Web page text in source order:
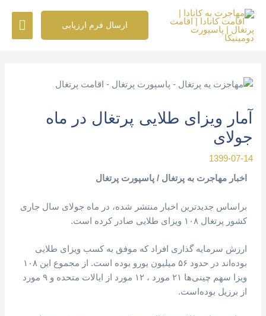
محتوا
ارسال فرم ارزیابی
آمار ویزای طلایی پرتغال در ماه
جولای
1399-07-14
اخبار مهاجرت به پرتغال / پاسپورت پرتغال
براساس جدیدترین اخبار منتشر شده، در ماه جولای سال جاری
کشور پرتغال ۱۰۸ ویزای طلایی صادر کرده است.
ارزش سرمایه گذاری افراد که موفق به کسب ویزای طلایی
بوده‌اند در حدود ۵۶ میلیون یورو بوده است. از مجموع این ۱۰۸
ویزا سهم چینی‌ها ۲۱ مورد ، ۱۲ مورد از ایالات متحده و ۹ مورد
از برزیل بوده‌است.